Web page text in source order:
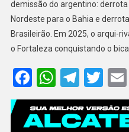
demissão do argentino:
Nordeste para o Bahia e
Brasileirão. Em 2025, o arqui-
o Fortaleza conquistando o
Facebook